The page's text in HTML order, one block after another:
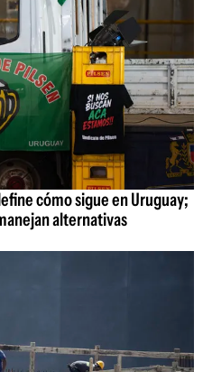
cómo sigue en Uruguay;
alternativas